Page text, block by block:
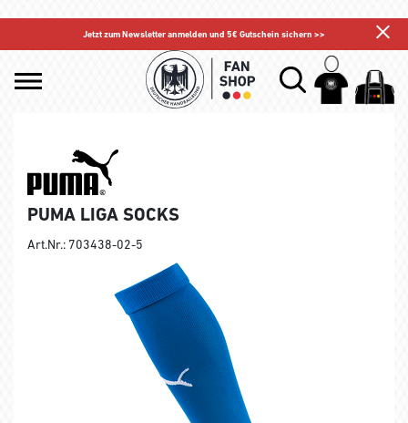
Jetzt zum Newsletter anmelden und 5€ Gutschein sichern >>
PUMA LIGA SOCKS
Art.Nr.: 703438-02-5